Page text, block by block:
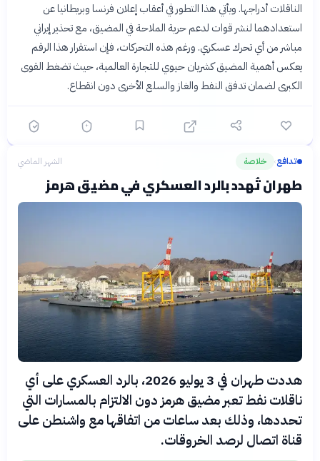
الناقلات أدراجها. ويأتي هذا التطور في أعقاب إعلان فرنسا وبريطانيا عن
استعدادهما لنشر قوات لدعم حرية الملاحة في المضيق، مع تحذير إيراني
مباشر من أي تحرك عسكري. ورغم هذه التحركات، فإن استقرار هذا الرقم
يعكس أهمية المضيق كشريان حيوي للتجارة العالمية، حيث تضغط القوى
الكبرى لضمان تدفق النفط والغاز والسلع الأخرى دون انقطاع.
تدافع› خلاصة الشهر الماضي
طهران تُهدد بالرد العسكري في مضيق هرمز
هددت طهران في 3 يوليو 2026، بالرد العسكري على أي
ناقلات نفط تعبر مضيق هرمز دون الالتزام بالمسارات التي
تحددها، وذلك بعد ساعات من اتفاقها مع واشنطن على
قناة اتصال لرصد الخروقات.